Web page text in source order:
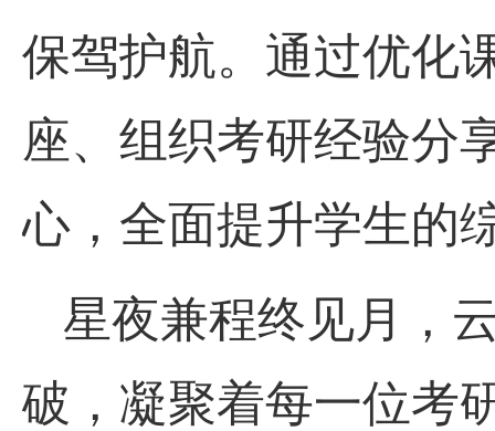
保驾护航。通过优化
座、组织考研经验分
心，全面提升学生的
星夜兼程终见月，
破，凝聚着每一位考